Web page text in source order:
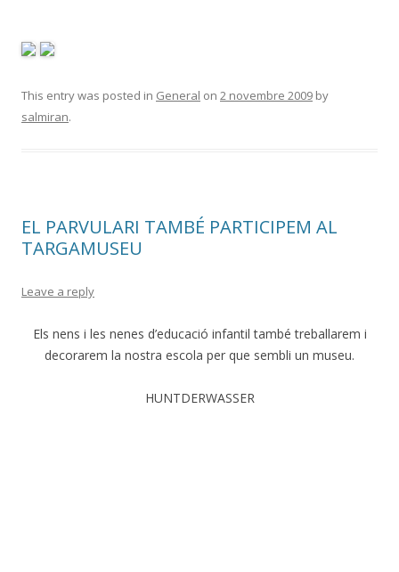
This entry was posted in General on 2 novembre 2009 by
salmiran.
EL PARVULARI TAMBÉ PARTICIPEM AL
TARGAMUSEU
Leave a reply
Els nens i les nenes d’educació infantil també treballarem i
decorarem la nostra escola per que sembli un museu.
HUNTDERWASSER